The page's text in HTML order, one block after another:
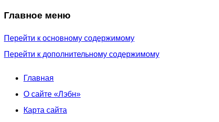
Главное меню
Перейти к основному содержимому
Перейти к дополнительному содержимому
Главная
О сайте «Лэбн»
Карта сайта